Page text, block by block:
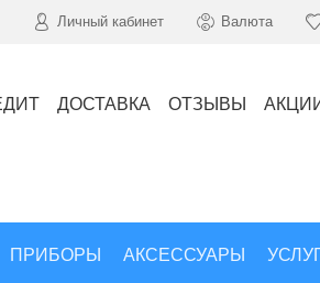
Личный кабинет Валюта
ДОСТАВКА ОТЗЫВЫ
ПРИБОРЫ АКСЕССУАРЫ